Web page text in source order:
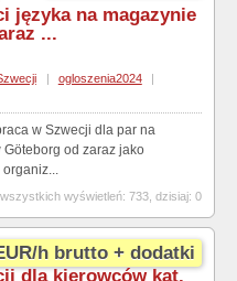
języka na magazynie
...
| ogloszenia2024
|
w Szwecji dla par na
od zaraz jako
wyświetleń: 733, dzisiaj: 0
h brutto + dodatki
dla kierowców kat.